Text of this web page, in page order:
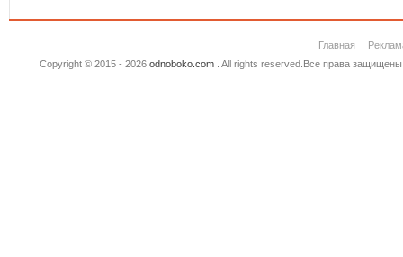
Главная
Copyright © 2015 - 2026 odnoboko.com. All rights reserved.Все права защищены.